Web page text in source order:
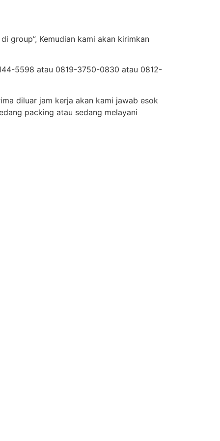
group”, Kemudian kami akan kirimkan
5598 atau 0819-3750-0830 atau 0812-
diluar jam kerja akan kami jawab esok
packing atau sedang melayani